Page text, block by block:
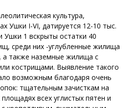
культура,
Ушки I-VI, датируется 12-10 тыс.
Ушки 1 вскрыты остатки 40
среди них -углубленные жилища
а также наземные жилища с
кострищами. Выявление такого
возможным благодаря очень
тщательным зачисткам на
всех углистых пятен и